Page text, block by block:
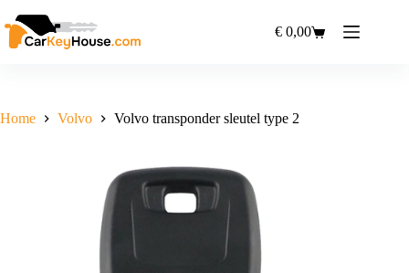
naar
de
Winkelwagen
€ 0,00
Home Volvo Volvo transponder sleutel type 2